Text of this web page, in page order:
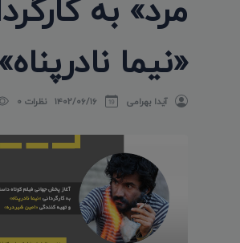
مرد» به
«نیما نادرپناه»
آیدا بهرامی ۱۴۰۲/۰۶/۱۶ نظرات 0